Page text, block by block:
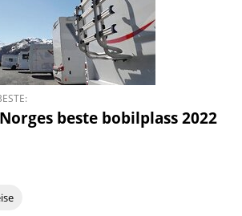
beste bobilplass 2022